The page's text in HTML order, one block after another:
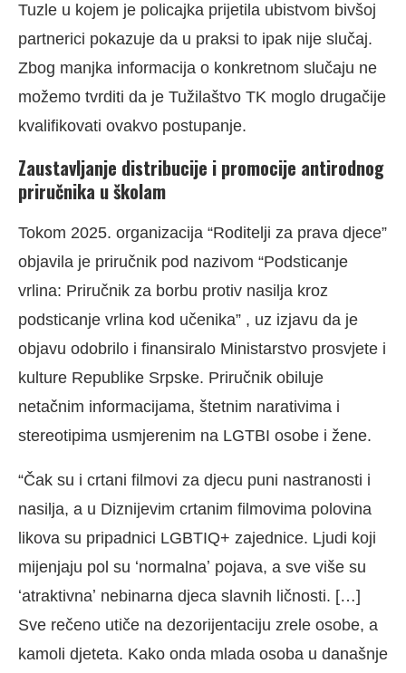
Tuzle u kojem je policajka prijetila ubistvom bivšoj
partnerici pokazuje da u praksi to ipak nije slučaj.
Zbog manjka informacija o konkretnom slučaju ne
možemo tvrditi da je Tužilaštvo TK moglo drugačije
kvalifikovati ovakvo postupanje.
Zaustavljanje distribucije i promocije antirodnog
priručnika u školam
Tokom 2025. organizacija “Roditelji za prava djece”
objavila je priručnik pod nazivom “Podsticanje
vrlina: Priručnik za borbu protiv nasilja kroz
podsticanje vrlina kod učenika” , uz izjavu da je
objavu odobrilo i finansiralo Ministarstvo prosvjete i
kulture Republike Srpske. Priručnik obiluje
netačnim informacijama, štetnim narativima i
stereotipima usmjerenim na LGTBI osobe i žene.
“Čak su i crtani filmovi za djecu puni nastranosti i
nasilja, a u Diznijevim crtanim filmovima polovina
likova su pripadnici LGBTIQ+ zajednice. Ljudi koji
mijenjaju pol su ʻnormalnaʼ pojava, a sve više su
ʻatraktivnaʼ nebinarna djeca slavnih ličnosti. […]
Sve rečeno utiče na dezorijentaciju zrele osobe, a
kamoli djeteta. Kako onda mlada osoba u današnje